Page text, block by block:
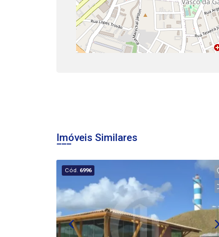
Imóveis Similares
Cód. 6996